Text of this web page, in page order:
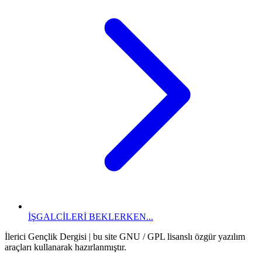
İŞGALCİLERİ BEKLERKEN...
İlerici Gençlik Dergisi | bu site GNU / GPL lisanslı özgür yazılım
araçları kullanarak hazırlanmıştır.